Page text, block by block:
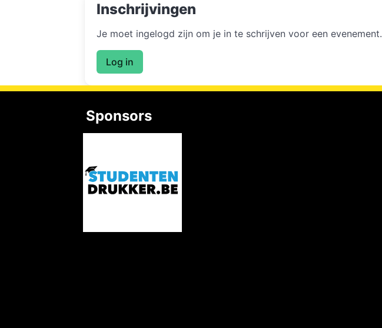
Inschrijvingen
Je moet ingelogd zijn om je in te schrijven voor een evenement.
Log in
Sponsors